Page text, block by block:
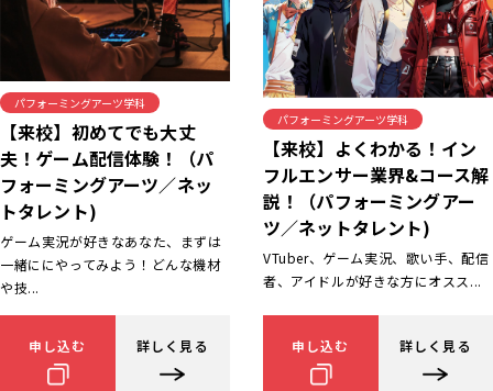
パフォーミングアーツ学科
【来校】初めてでも大丈
夫！ゲーム配信体験！（パ
フォーミングアーツ／ネッ
トタレント)
ゲーム実況が好きなあなた、まずは
一緒ににやってみよう！どんな機材
や技...
申し込む 詳しく見る
パフォーミングアーツ学科
【来校】よくわかる！イン
フルエンサー業界&コース解
説！（パフォーミングアー
ツ／ネットタレント)
VTuber、ゲーム実況、歌い手、配信
者、アイドルが好きな方にオスス...
申し込む 詳しく見る